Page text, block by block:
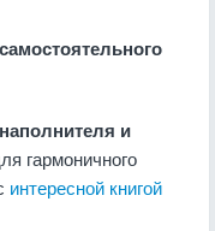
и
гармоничного
интересной книгой